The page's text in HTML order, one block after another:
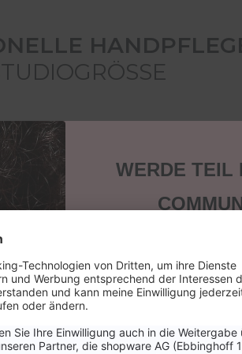
Hand Cream
92593
WERDE TEIL
Sichere dir 15 %
nächste
keine News,